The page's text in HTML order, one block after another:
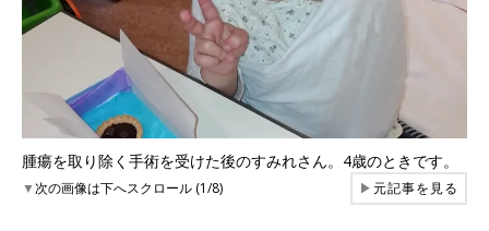
腫瘍を取り除く手術を受けた後のすみれさん。4歳のときです。
▼次の画像は下へスクロール (1/8) ▶元記事を見る